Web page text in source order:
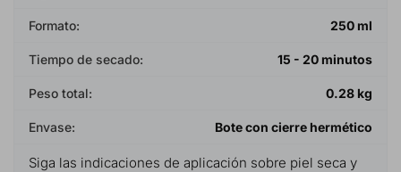
Formato: 250 ml
Tiempo de secado: 15 - 20 minutos
Peso total: 0.28 kg
Envase: Bote con cierre hermético
Siga las indicaciones de aplicación sobre piel seca y